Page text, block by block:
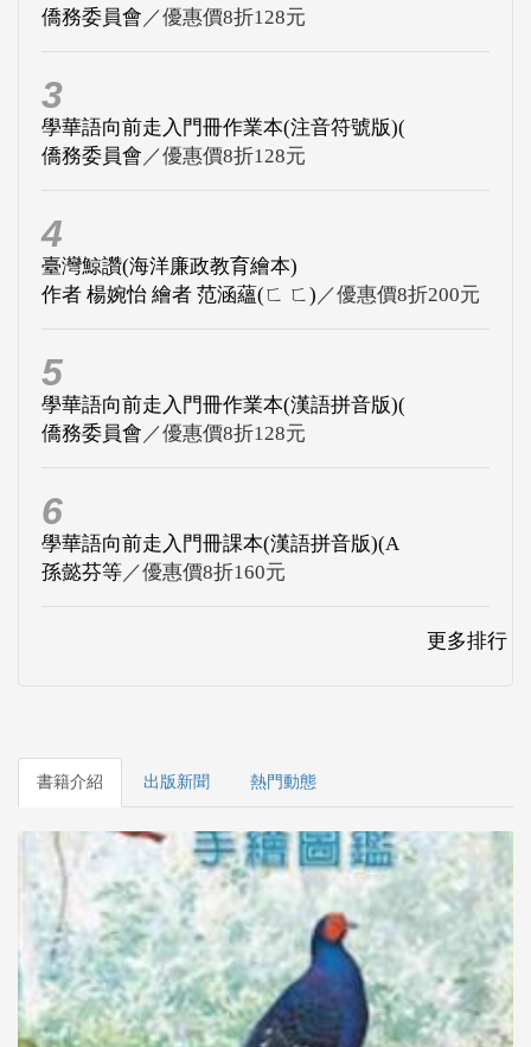
僑務委員會 ／優惠價8折128元
3
學華語向前走入門冊作業本(注音符號版)(
僑務委員會 ／優惠價8折128元
4
臺灣鯨讚(海洋廉政教育繪本)
作者 楊婉怡 繪者 范涵蘊(ㄈ ㄈ) ／優惠價8折200元
5
學華語向前走入門冊作業本(漢語拼音版)(
僑務委員會 ／優惠價8折128元
6
學華語向前走入門冊課本(漢語拼音版)(A
孫懿芬等／優惠價8折160元
更多排行
書籍介紹 出版新聞 熱門動態